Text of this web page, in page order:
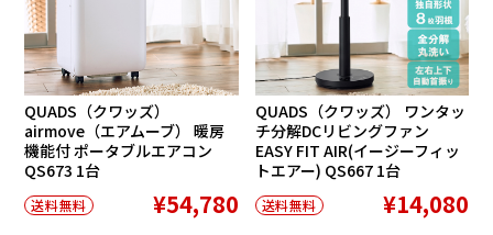
QUADS（クワッズ）
airmove（エアムーブ） 暖房
機能付 ポータブルエアコン
QS673 1台
送料無料 ¥54,780
QUADS（クワッズ） ワンタッ
チ分解DCリビングファン
EASY FIT AIR(イージーフィッ
トエアー) QS667 1台
送料無料 ¥14,080